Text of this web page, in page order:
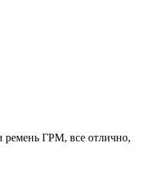
ремень ГРМ, все отлично,